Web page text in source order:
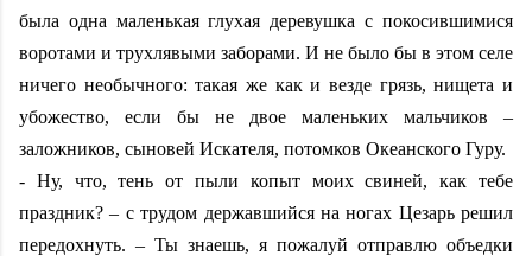
была одна маленькая глухая деревушка с покосившимися
воротами и трухлявыми заборами. И не было бы в этом селе
ничего необычного: такая же как и везде грязь, нищета и
убожество, если бы не двое маленьких мальчиков –
заложников, сыновей Искателя, потомков Океанского Гуру.
- Ну, что, тень от пыли копыт моих свиней, как тебе
праздник? – с трудом державшийся на ногах Цезарь решил
передохнуть. – Ты знаешь, я пожалуй отправлю объедки